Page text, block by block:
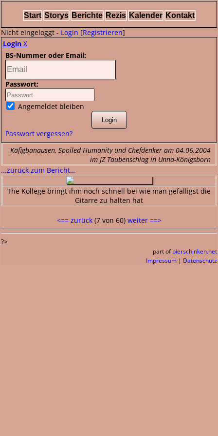
Start Storys Berichte Rezis Kalender Kontakt
Nicht eingeloggt - Login [Registrieren]
Login X
BS-Nummer oder Email:
Passwort:
Angemeldet bleiben
Passwort vergessen?
Käfigbanausen, Spoiled Humanity und Chefdenker am 04.06.2004
im JZ Taubenschlag in Unna-Königsborn
...zurück zum Bericht...
The Kollege bringt ihm noch schnell bei wie man gefälligst die
Gitarre zu halten hat
<== zurück(7 von 60) weiter ==>
?>
part of bierschinken.net
Impressum | Datenschutz